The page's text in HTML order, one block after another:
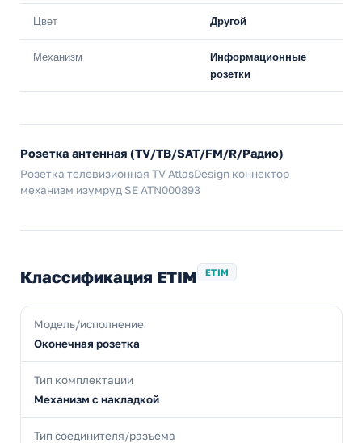
Цвет Другой
Механизм
Информационные
розетки
Розетка антенная (TV/ТВ/SAT/FM/R/Радио)
Розетка телевизионная TV AtlasDesign коннектор
механизм изумруд SE ATN000893
Классификация ETIM ETIM
Модель/исполнение
Оконечная розетка
Тип комплектации
Механизм с накладкой
Тип соединителя/разъема